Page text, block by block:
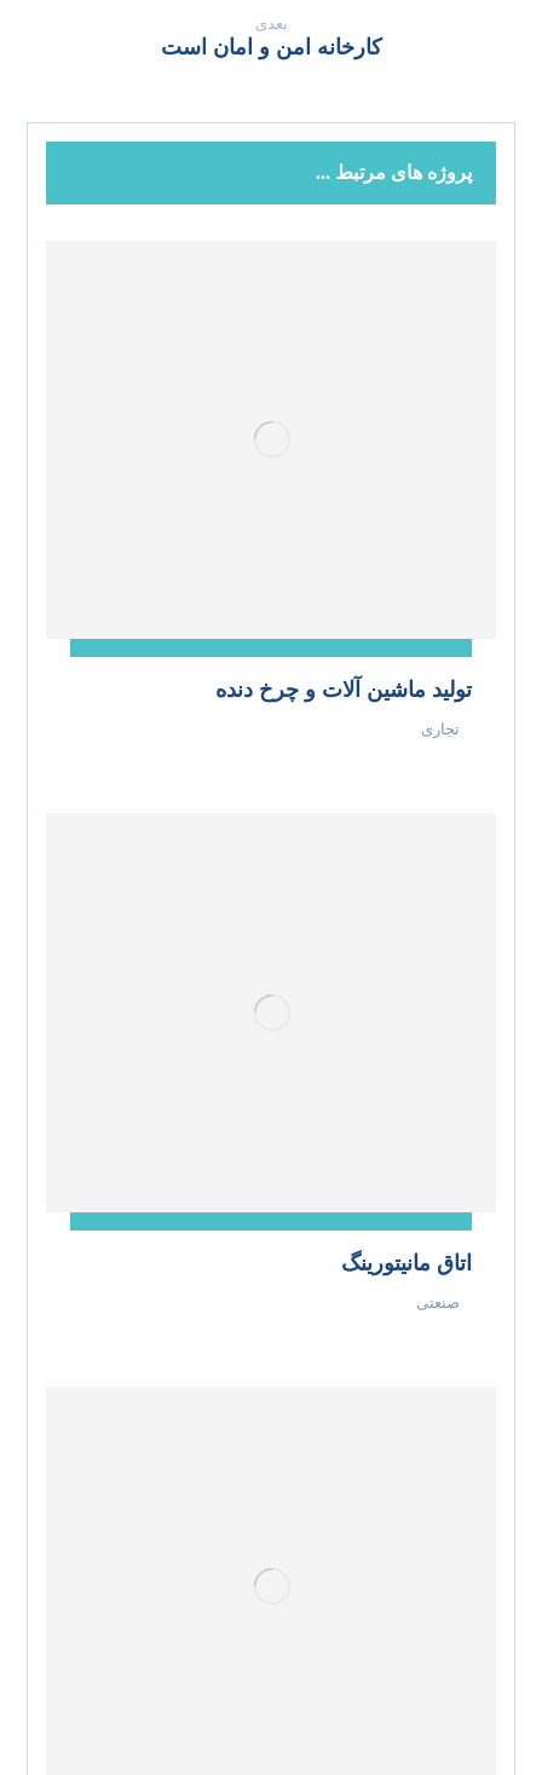
بعدی
کارخانه امن و امان است
پروژه های مرتبط ...
تولید ماشین آلات و چرخ دنده
تجاری
اتاق مانیتورینگ
صنعتی